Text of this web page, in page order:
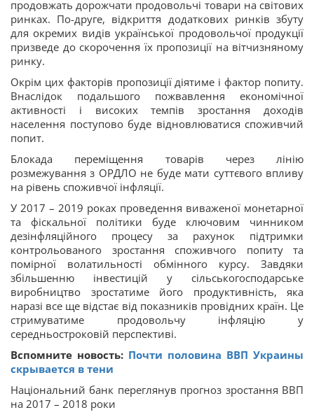
продовжать дорожчати продовольчі товари на світових
ринках. По-друге, відкриття додаткових ринків збуту
для окремих видів української продовольчої продукції
призведе до скорочення їх пропозиції на вітчизняному
ринку.
Окрім цих факторів пропозиції діятиме і фактор попиту.
Внаслідок подальшого пожвавлення економічної
активності і високих темпів зростання доходів
населення поступово буде відновлюватися споживчий
попит.
Блокада переміщення товарів через лінію
розмежування з ОРДЛО не буде мати суттєвого впливу
на рівень споживчої інфляції.
У 2017 – 2019 роках проведення виваженої монетарної
та фіскальної політики буде ключовим чинником
дезінфляційного процесу за рахунок підтримки
контрольованого зростання споживчого попиту та
помірної волатильності обмінного курсу. Завдяки
збільшенню інвестицій у сільськогосподарське
виробництво зростатиме його продуктивність, яка
наразі все ще відстає від показників провідних країн. Це
стримуватиме продовольчу інфляцію у
середньостроковій перспективі.
Вспомните новость: Почти половина ВВП Украины
скрывается в тени
Національний банк переглянув прогноз зростання ВВП
на 2017 – 2018 роки